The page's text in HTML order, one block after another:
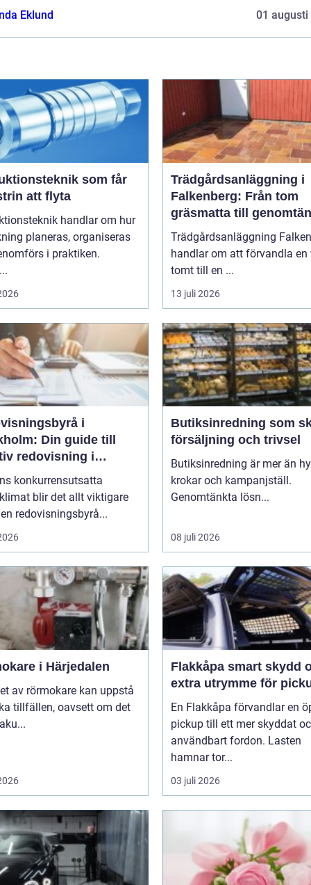
Eklund 01 augusti
som får
att flyta
handlar om hur
planeras, organiseras
i praktiken.
Trädgårdsanläggning i
Falkenberg: Från tom
gräsmatta till
helhet
Trädgårdsanläggning
handlar om att förvandla en
tomt till en ...
13 juli 2026
i
Din guide till
redovisning i
konkurrensutsatta
blir det allt viktigare
redovisningsbyrå...
Butiksinredning som
försäljning och trivsel
Butiksinredning är mer än
krokar och kampanjställ.
Genomtänkta lösn...
08 juli 2026
i Härjedalen
av rörmokare kan uppstå
tillfällen, oavsett om det
Flakkåpa smart skydd och
extra utrymme för
En Flakkåpa förvandlar en
pickup till ett mer skyddat
användbart fordon. Lasten
hamnar tor...
03 juli 2026